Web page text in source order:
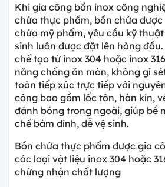
Khi gia công bồn inox công
chứa thực phẩm, bồn chứa
chứa mỹ phẩm, yêu cầu kỹ
sinh luôn được đặt lên hàng
chế tạo từ inox 304 hoặc inox
năng chống ăn mòn, không gỉ
toàn tiếp xúc trực tiếp với
công bao gồm lốc tôn, hàn kín,
đánh bóng trong ngoài, giúp bề
chế bám dính, dễ vệ sinh.
Bồn chứa thực phẩm được gia
các loại vật liệu inox 304 hoặc
chứng nhận chất lượng